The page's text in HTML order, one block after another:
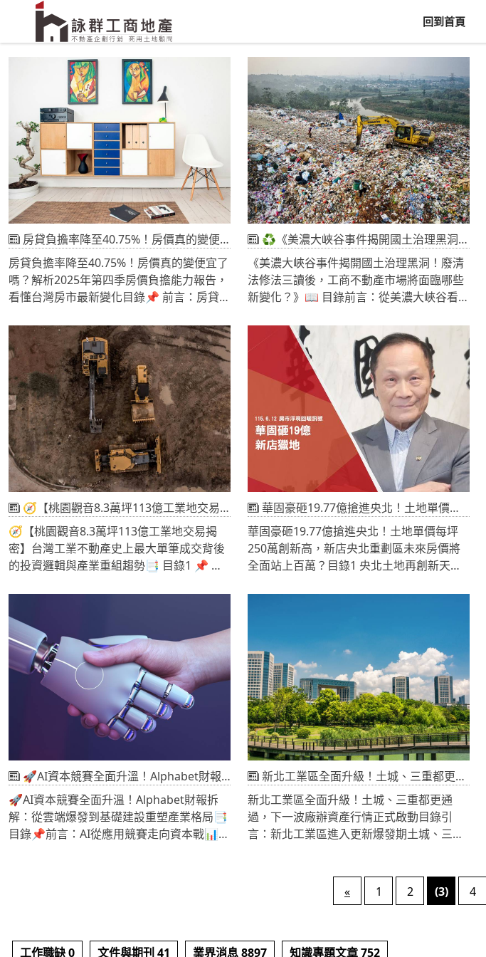
回到首頁
房貸負擔率降至40.75%！房價真的變便宜了嗎？解析2025年第四季房價負擔能力報告，看懂台灣房市最新變化
房貸負擔率降至40.75%！房價真的變便宜了
嗎？解析2025年第四季房價負擔能力報告，
看懂台灣房市最新變化目錄📌 前言：房貸負
四季房價負擔能力最新數據解析🏠 第二章
房貸負擔率下降的三大關鍵原因🌆 第三章
六都房價負擔能力全面比較💰 第四章 房價
所得比透露了什麼警訊？📉 第五章 房價修
正是否代表房市開始反轉？🎯 第六章 購屋
族該進場還是繼續觀望？📝 第七章 結論：
房市降溫不等於買房無壓力📌 前言：房貸負
擔率下降代表什麼？台灣房價歷經多年上漲
後，終於出現值得關注的變化。根據內政部
公布的2025年第四季房價負擔能力指標，全
國房貸負擔率下降至40.75%，較上一季減少
1.67個百分點，更較2024年同期大幅下降
5.87個百分點。這是近年來少見的購屋壓力
明顯改善訊號。然而，數字下降並不代表買
房突然變得容易。當房貸負擔率仍超過
完成購屋夢想。因此，真正值得探討的問題
並不是房貸負擔率下降多少，而是：這樣的
改善是否具有持續性？又是否足以改變目前
台灣房市結構？
♻️《美濃大峽谷事件揭開國土治理黑洞！廢清法修法三讀後，工商不動產市場將面臨哪些新變化？》
《美濃大峽谷事件揭開國土治理黑洞！廢清
法修法三讀後，工商不動產市場將面臨哪些
新變化？》📖 目錄前言：從美濃大峽谷看見
事件，暴露國土治理漏洞⛏️ 第二章 美濃大
峽谷事件的兩大核心問題📡 第三章 廢棄物
清理法三讀通過，科技執法正式上路⚖️ 第四
章 土石採取法修法箭在弦上，重罰盜採成
趨勢🏭 第五章 非法棄置為何總找上農地與
偏鄉土地？🏢 第六章 對工商不動產市場的
影響與警訊📈 第七章 未來土地投資與產業
用地開發的風險管理結論：環境治理升級，
土地價值邏輯正在改變前言：從美濃大峽谷
看見台灣土地管理危機近年高雄陸續爆發多
起震驚社會的土地破壞案件，包括美濃大峽
谷、馬頭山非法掩埋場以及月世界垃圾山等
事件。表面上看似環境污染問題，但深入探
究後會發現，其實背後牽涉的是更深層的國
土治理、土地使用管理以及不動產價值維護
大坑洞後，再利用坑洞掩埋廢棄物，不僅破
壞環境，更可能導致周邊土地價值下跌、農
業生產受損，甚至影響未來產業投資意願。
此次《廢棄物清理法》完成修法三讀，加上
《土石採取法》修法聲浪高漲，代表政府開
始從源頭到末端同步堵住漏洞，而這對工商
不動產市場也將產生深遠影響。
🧭【桃園觀音8.3萬坪113億工業地交易揭密】台灣工業不動產史上最大單筆成交背後的投資邏輯與產業重組趨勢
🧭【桃園觀音8.3萬坪113億工業地交易揭
密】台灣工業不動產史上最大單筆成交背後
的投資邏輯與產業重組趨勢📑 目錄1 📌 引
坪代表什麼
3 📊 交易流程與專業操作模式拆解
4 🚢 桃園觀音工業區的戰略地位與產業條件
5 💰 從買方世紀鋼布局看產業資本擴張邏輯
6 🔍 工業不動產投資風險與反向篩選條件分
7 🎯 結論：工業土地正在取代部分商用不動
華固豪砸19.77億搶進央北！土地單價每坪250萬創新高，新店央北重劃區未來房價將全面站上百萬？
華固豪砸19.77億搶進央北！土地單價每坪
250萬創新高，新店央北重劃區未來房價將
全面站上百萬？目錄1 央北土地再創新天價
捷運聯開效應正在發酵8 華固為何選擇此時
進場9 房市回暖訊號是否已經出現10 建築成
本仍持續墊高11 商用不動產市場的啟示12
投資人應注意哪些風險13 未來三年雙北土地
市場展望14 結論 華固創價購地透露的不只
是房價訊號
🚀AI資本競賽全面升溫！Alphabet財報拆解：從雲端爆發到基礎建設重塑產業格局
🚀AI資本競賽全面升溫！Alphabet財報拆
解：從雲端爆發到基礎建設重塑產業格局📑
目錄📌前言：AI從應用競賽走向資本戰📊財
一季財報，不只是優於預期，而是明確宣告
新北工業區全面升級！土城、三重都更通過，下一波廠辦資產行情正式啟動
新北工業區全面升級！土城、三重都更通
過，下一波廠辦資產行情正式啟動目錄引
言：新北工業區進入更新爆發期土城、三重
業與房市效益新北市83件工業區都更代表什
麼訊號投資人與企業主該如何看待這波趨勢
都市更新，多數焦點集中在住宅區、商辦大
« 1 2 (3) 4
工作職缺 0 文件與期刊 41 業界消息 8897 知識專題文章 752